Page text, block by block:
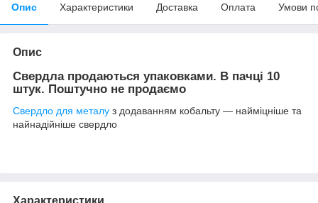
Опис Характеристики Доставка Оплата Умови
Опис
Свердла продаються упаковками. В пачці 10
штук. Поштучно не продаємо
Свердло для металу з додаванням кобальту — найміцніше та
найнадійніше свердло
Характеристики